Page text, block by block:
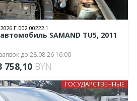
2026.Г.002.00222.1
SAMAND TU5, 2011
до 28.08.26 16:00
758,10 BYN
ГОСУДАРСТВЕННЫЕ